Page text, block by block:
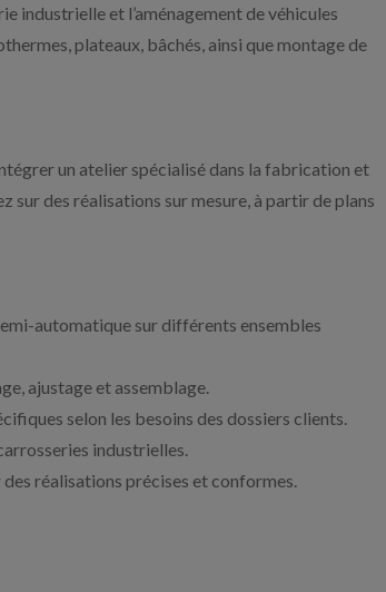
industrielle et l’aménagement de véhicules
plateaux, bâchés, ainsi que montage de
un atelier spécialisé dans la fabrication et
sur des réalisations sur mesure, à partir de plans
automatique sur différents ensembles
ajustage et assemblage.
selon les besoins des dossiers clients.
industrielles.
réalisations précises et conformes.